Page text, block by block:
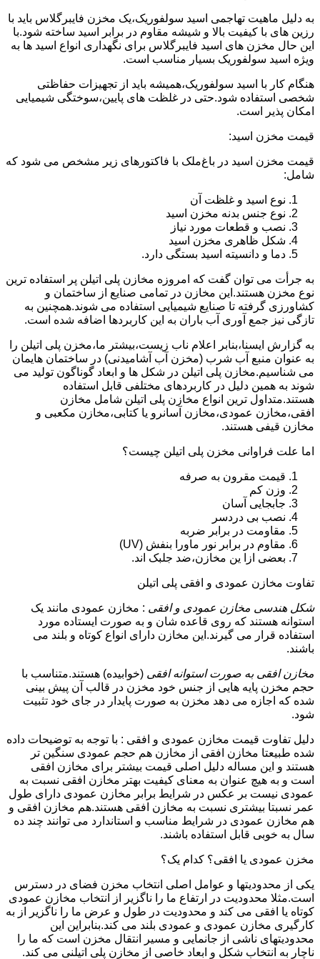
به دلیل ماهیت تهاجمی اسید سولفوریک،یک مخزن فایبرگلاس باید با
رزین های با کیفیت بالا و شیشه مقاوم در برابر اسید ساخته شود.با
این حال مخزن های اسید فایبرگلاس برای نگهداری انواع اسید ها به
ویژه اسید سولفوریک بسیار مناسب است.
هنگام کار با اسید سولفوریک،همیشه باید از تجهیزات حفاظتی
شخصی استفاده شود.حتی در غلظت های پایین،سوختگی شیمیایی
امکان پذیر است.
قیمت مخزن اسید:
قیمت مخزن اسید در باغ‌ملک با فاکتورهای زیر مشخص می شود که
شامل:
نوع اسید و غلظت آن
نوع جنس بدنه مخزن اسید
نصب و قطعات مورد نیاز
شکل ظاهری مخزن اسید
دما و دانسیته اسید بستگی دارد.
به جرأت می توان گفت که امروزه مخازن پلی اتیلن پر استفاده ترین
نوع مخزن هستند.این مخازن در تمامی صنایع از ساختمان و
کشاورزی گرفته تا صنایع شیمیایی استفاده می شوند.همچنین به
تازگی نیز جمع آوری آب باران به این کاربردها اضافه شده است.
به گزارش ایسنا،بنابر اعلام ناب زیست،بیشتر ما،مخزن پلی اتیلن را
به عنوان منبع آب شرب (مخزن آب آشامیدنی) در ساختمان هایمان
می شناسیم.مخازن پلی اتیلن در شکل ها و ابعاد گوناگون تولید می
شوند به همین دلیل در کاربردهای مختلفی قابل استفاده
هستند.متداول ترین انواع مخازن پلی اتیلن شامل مخازن
افقی،مخازن عمودی،مخازن آسانرو یا کتابی،مخازن مکعبی و
مخازن قیفی هستند.
اما علت فراوانی مخزن پلی اتیلن چیست؟
قیمت مقرون به صرفه
وزن کم
جابجایی آسان
نصب بی دردسر
مقاومت در برابر ضربه
مقاوم در برابر نور ماورا بنفش (UV)
بعضی ازا ین مخازن،ضد جلبک اند.
تفاوت مخازن عمودی و افقی پلی اتیلن
شکل هندسی مخازن عمودی و افقی : مخازن عمودی مانند یک
استوانه هستند که روی قاعده شان و به صورت ایستاده مورد
استفاده قرار می گیرند.این مخازن دارای انواع کوتاه و بلند می
باشند.
مخازن افقی به صورت استوانه افقی (خوابیده) هستند.متناسب با
حجم مخزن پایه هایی از جنس خود مخزن در قالب آن پیش بینی
شده که اجازه می دهد مخزن به صورت پایدار در جای خود تثبیت
شود.
دلیل تفاوت قیمت مخازن عمودی و افقی : با توجه به توضیحات داده
شده طبیعتا مخازن افقی از مخازن هم حجم عمودی سنگین تر
هستند و این مساله دلیل اصلی قیمت بیشتر برای مخازن افقی
است و به هیچ عنوان به معنای کیفیت بهتر مخازن افقی نسبت به
عمودی نیست بر عکس در شرایط برابر مخازن عمودی دارای طول
عمر نسبتا بیشتری نسبت به مخازن افقی هستند.هم مخازن افقی و
هم مخازن عمودی در شرایط مناسب و استاندارد می توانند چند ده
سال به خوبی قابل استفاده باشند.
مخزن عمودی یا افقی؟ کدام یک؟
یکی از محدودیتها و عوامل اصلی انتخاب مخزن فضای در دسترس
است.مثلا محدودیت در ارتفاع ما را ناگزیر از انتخاب مخازن عمودی
کوتاه یا افقی می کند و محدودیت در طول و عرض ما را ناگزیر از به
کارگیری مخازن عمودی و عمودی بلند می کند.بنابراین این
محدودیتهای ناشی از جانمایی و مسیر انتقال مخزن است که ما را
ناچار به انتخاب شکل و ابعاد خاصی از مخازن پلی اتیلنی می کند.